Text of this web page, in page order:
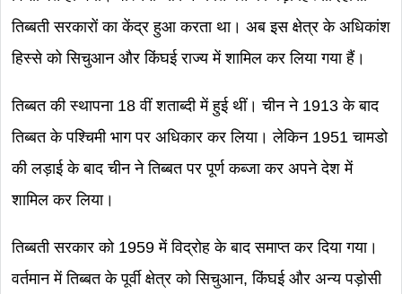
तिब्बती सरकारों का केंद्र हुआ करता था। अब इस क्षेत्र के अधिकांश
हिस्से को सिचुआन और किंघई राज्य में शामिल कर लिया गया हैं।
तिब्बत की स्थापना 18 वीं शताब्दी में हुई थीं। चीन ने 1913 के बाद
तिब्बत के पश्चिमी भाग पर अधिकार कर लिया। लेकिन 1951 चामडो
की लड़ाई के बाद चीन ने तिब्बत पर पूर्ण कब्जा कर अपने देश में
शामिल कर लिया।
तिब्बती सरकार को 1959 में विद्रोह के बाद समाप्त कर दिया गया।
वर्तमान में तिब्बत के पूर्वी क्षेत्र को सिचुआन, किंघई और अन्य पड़ोसी